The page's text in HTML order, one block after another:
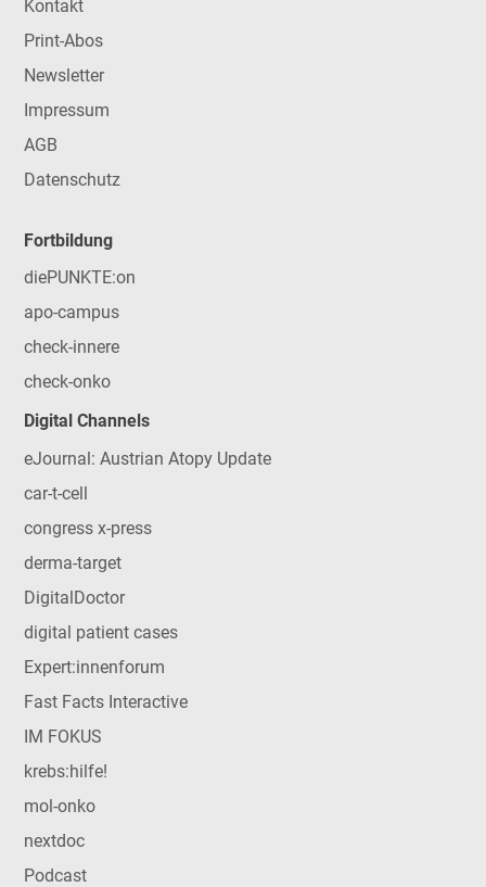
Kontakt
Print-Abos
Newsletter
Impressum
AGB
Datenschutz
Fortbildung
diePUNKTE:on
apo-campus
check-innere
check-onko
Digital Channels
eJournal: Austrian Atopy Update
car-t-cell
congress x-press
derma-target
DigitalDoctor
digital patient cases
Expert:innenforum
Fast Facts Interactive
IM FOKUS
krebs:hilfe!
mol-onko
nextdoc
Podcast